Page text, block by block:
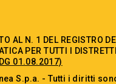
AL N. 1 DEL REGISTRO
PER TUTTI I
01.08.2017)
S.p.a. - Tutti i diritti